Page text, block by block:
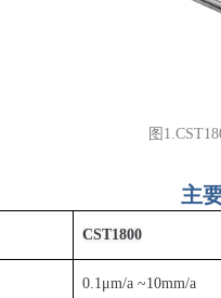
图
主
CST1800
0.1μm/a ~10mm/a